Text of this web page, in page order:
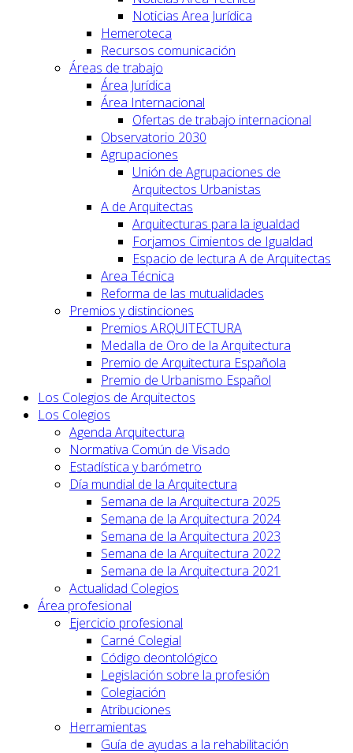
Noticias Area Jurídica
Hemeroteca
Recursos comunicación
Áreas de trabajo
Área Jurídica
Área Internacional
Ofertas de trabajo internacional
Observatorio 2030
Agrupaciones
Unión de Agrupaciones de
Arquitectos Urbanistas
A de Arquitectas
Arquitecturas para la igualdad
Forjamos Cimientos de Igualdad
Espacio de lectura A de Arquitectas
Area Técnica
Reforma de las mutualidades
Premios y distinciones
Premios ARQUITECTURA
Medalla de Oro de la Arquitectura
Premio de Arquitectura Española
Premio de Urbanismo Español
Los Colegios de Arquitectos
Los Colegios
Agenda Arquitectura
Normativa Común de Visado
Estadística y barómetro
Día mundial de la Arquitectura
Semana de la Arquitectura 2025
Semana de la Arquitectura 2024
Semana de la Arquitectura 2023
Semana de la Arquitectura 2022
Semana de la Arquitectura 2021
Actualidad Colegios
Área profesional
Ejercicio profesional
Carné Colegial
Código deontológico
Legislación sobre la profesión
Colegiación
Atribuciones
Herramientas
Guía de ayudas a la rehabilitación